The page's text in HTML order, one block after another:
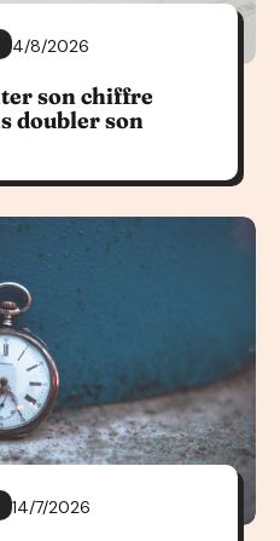
4/8/2026
son chiffre
doubler son
14/7/2026